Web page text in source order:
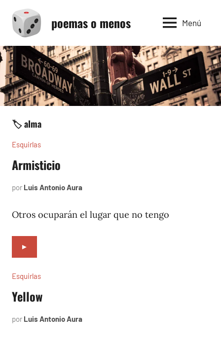
contenido
poemas o menos Menú
🏷️ alma
Esquirlas
Armisticio
por Luis Antonio Aura
2025
Otros ocuparán el lugar que no tengo
►
Esquirlas
Yellow
por Luis Antonio Aura